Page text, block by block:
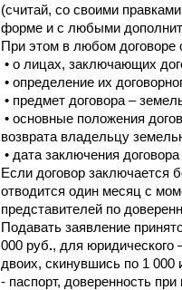
(считай, со своими
форме и с любыми
При этом в любом
• о лицах, заключающих
• определение их
• предмет договора –
• основные положения
возврата владельцу
• дата заключения
Если договор заключается
отводится один месяц с
представителей по
Подавать заявление
000 руб., для юридического
двоих, скинувшись по 1 000
- паспорт, доверенность